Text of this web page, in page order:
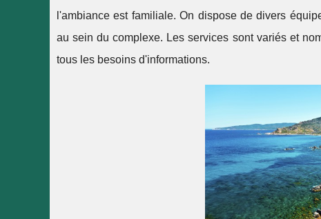
l'ambiance est familiale. On dispose de divers
au sein du complexe. Les services sont variés et
tous les besoins d'informations.